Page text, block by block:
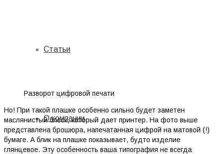
Статьи
О компании
Разворот цифровой печати
Но! При такой плашке особенно сильно будет заметен
маслянистый блеск, который дает принтер. На фото выше
представлена брошюра, напечатанная цифрой на матовой (!)
бумаге. А блик на плашке показывает, будто изделие
глянцевое. Эту особенность ваша типография не всегда